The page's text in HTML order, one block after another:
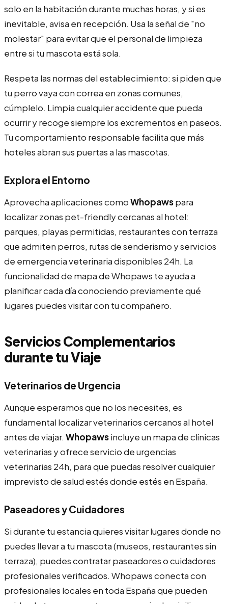
solo en la habitación durante muchas horas, y si es
inevitable, avisa en recepción. Usa la señal de "no
molestar" para evitar que el personal de limpieza
entre si tu mascota está sola.
Respeta las normas del establecimiento: si piden que
tu perro vaya con correa en zonas comunes,
cúmplelo. Limpia cualquier accidente que pueda
ocurrir y recoge siempre los excrementos en paseos.
Tu comportamiento responsable facilita que más
hoteles abran sus puertas a las mascotas.
Explora el Entorno
Aprovecha aplicaciones comoWhopawspara
localizar zonas pet-friendly cercanas al hotel:
parques, playas permitidas, restaurantes con terraza
que admiten perros, rutas de senderismo y servicios
de emergencia veterinaria disponibles 24h. La
funcionalidad de mapa de Whopaws te ayuda a
planificar cada día conociendo previamente qué
lugares puedes visitar con tu compañero.
Servicios Complementarios
durante tu Viaje
Veterinarios de Urgencia
Aunque esperamos que no los necesites, es
fundamental localizar veterinarios cercanos al hotel
antes de viajar. Whopawsincluye un mapa de clínicas
veterinarias y ofrece servicio de urgencias
veterinarias 24h, para que puedas resolver cualquier
imprevisto de salud estés donde estés en España.
Paseadores y Cuidadores
Si durante tu estancia quieres visitar lugares donde no
puedes llevar a tu mascota (museos, restaurantes sin
terraza), puedes contratar paseadores o cuidadores
profesionales verificados. Whopaws conecta con
profesionales locales en toda España que pueden